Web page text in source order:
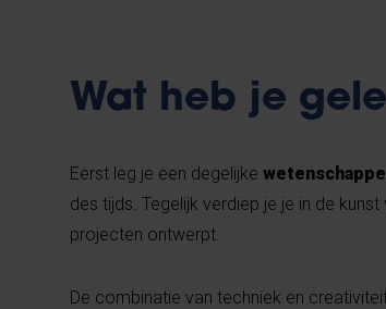
Wat heb je
Eerst leg je een degelijke
des tijds. Tegelijk verdiep je je in de
projecten ontwerpt.
De combinatie van techniek en